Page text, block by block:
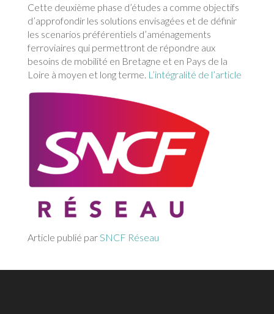
Cette deuxième phase d’études a comme objectifs
d’approfondir les solutions envisagées et de définir
les scenarios préférentiels d’aménagements
ferroviaires qui permettront de répondre aux
besoins de mobilité en Bretagne et en Pays de la
Loire à moyen et long terme. L’intégralité de l’article
Article publié parSNCF Réseau